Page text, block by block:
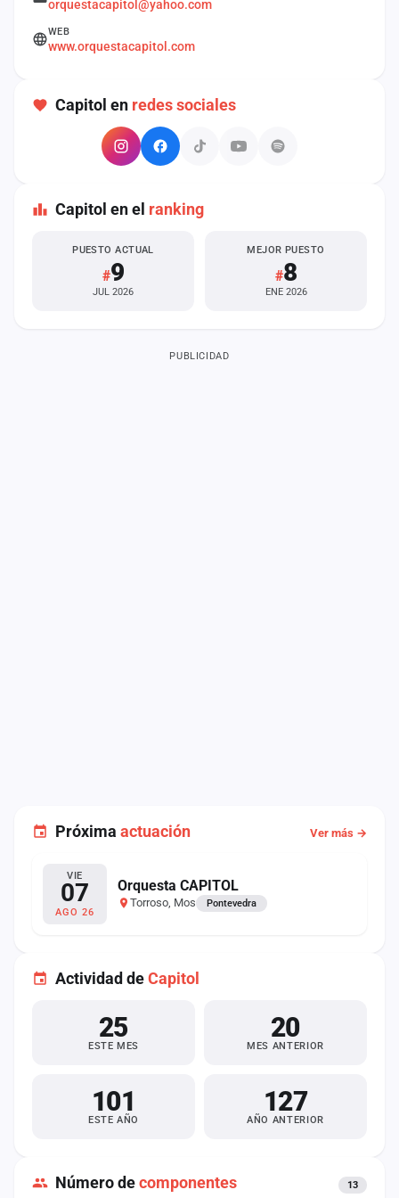
Próxima actuación Ver más →
VIE
07
AGO 26
Orquesta CAPITOL
Torroso, Mos Pontevedra
Actividad deCapitol
25
ESTE MES
20
MES ANTERIOR
101
ESTE AÑO
127
AÑO ANTERIOR
Número decomponentes 13
orquestacapitol@yahoo.com
WEB
www.orquestacapitol.com
Capitol en redes sociales
Capitol en el ranking
PUESTO ACTUAL
#9
JUL 2026
MEJOR PUESTO
#8
ENE 2026
PUBLICIDAD
cuenta
Administración